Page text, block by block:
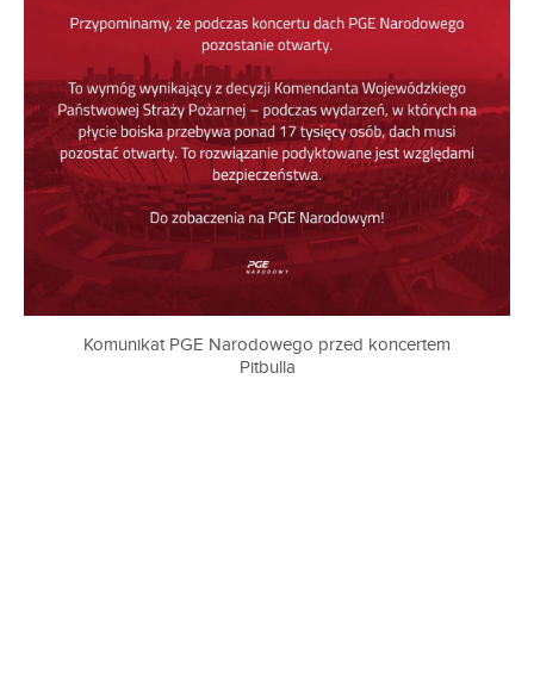
Komunikat PGE Narodowego przed koncertem
Pitbulla